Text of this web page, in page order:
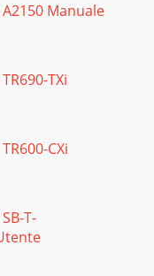
Manuale
TXi
CXi
T-